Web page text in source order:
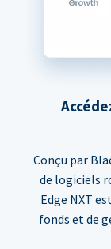
Conçu par
de logiciels
Edge NXT
fonds et de